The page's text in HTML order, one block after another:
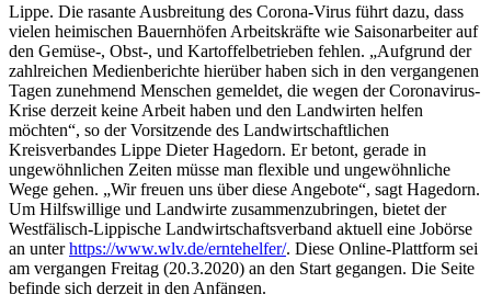
Lippe. Die rasante Ausbreitung des Corona-Virus führt dazu, dass
vielen heimischen Bauernhöfen Arbeitskräfte wie Saisonarbeiter auf
den Gemüse-, Obst-, und Kartoffelbetrieben fehlen. „Aufgrund der
zahlreichen Medienberichte hierüber haben sich in den vergangenen
Tagen zunehmend Menschen gemeldet, die wegen der Coronavirus-
Krise derzeit keine Arbeit haben und den Landwirten helfen
möchten“, so der Vorsitzende des Landwirtschaftlichen
Kreisverbandes Lippe Dieter Hagedorn. Er betont, gerade in
ungewöhnlichen Zeiten müsse man flexible und ungewöhnliche
Wege gehen. „Wir freuen uns über diese Angebote“, sagt Hagedorn.
Um Hilfswillige und Landwirte zusammenzubringen, bietet der
Westfälisch-Lippische Landwirtschaftsverband aktuell eine Jobörse
an unterhttps://www.wlv.de/erntehelfer/. Diese Online-Plattform sei
am vergangen Freitag (20.3.2020) an den Start gegangen. Die Seite
befinde sich derzeit in den Anfängen.